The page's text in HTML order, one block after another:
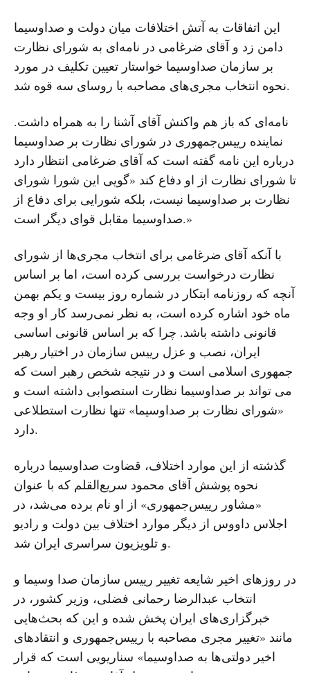
این اتفاقات به آتش اختلافات میان دولت و صداوسیما
دامن زد و آقای ضرغامی در نامه‌ای به شورای نظارت
بر سازمان صداوسیما خواستار تعیین تکلیف در مورد
نحوه انتخاب مجری‌های مصاحبه با روسای سه قوه شد.
نامه‌ای که باز هم واکنش آقای آشنا را به همراه داشت.
نماینده رییس‌جمهوری در شورای نظارت بر صداوسیما
درباره این نامه گفته است که آقای ضرغامی انتظار دارد
تا شورای نظارت از او دفاع کند «گویی این شورا شورای
نظارت بر صداوسیما نیست، بلکه شورایی برای دفاع از
صداوسیما مقابل قوای دیگر است.»
با آنکه آقای ضرغامی برای انتخاب مجری‌ها از شورای
نظارت درخواست بررسی کرده است، اما بر اساس
آنچه که روزنامه ابتکار در شماره روز بیست و یکم بهمن
ماه خود اشاره کرده است، به نظر نمی‌رسد کار او وجه
قانونی داشته باشد. چرا که بر اساس قانونی اساسی
ایران، نصب و عزل رییس سازمان در اختیار رهبر
جمهوری اسلامی است و در نتیجه شخص رهبر است که
می تواند بر صداوسیما نظارت استصوابی داشته است و
«شورای نظارت بر صداوسیما» تنها نظارت استطلاعی
دارد.
گذشته از این موارد اختلاف، قضاوت صداوسیما درباره
نحوه پوشش آقای محمود سریع‌القلم که با عنوان
«مشاور رییس‌جمهوری» از او نام برده می‌شد، در
اجلاس داووس از دیگر موارد اختلاف بین دولت و رادیو
و تلویزیون سراسری ایران شد.
در روزهای اخیر شایعه تغییر رییس سازمان صدا وسیما و
انتخاب عبدالرضا رحمانی فضلی، وزیر کشور، در
خبرگزاری‌های ایران پخش شده و این که بحث‌هایی
مانند «تغییر مجری مصاحبه با رییس‌جمهوری و انتقادهای
اخیر دولتی‌ها به صداوسیما» سناریویی است که قرار